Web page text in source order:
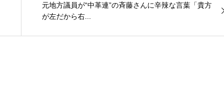
元地方議員が“中革連”の斉藤さんに辛辣な言葉「貴方
が左だから右...